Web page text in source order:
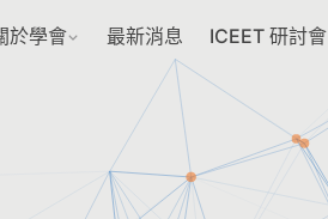
於學會 最新消息 ICEET 研討會